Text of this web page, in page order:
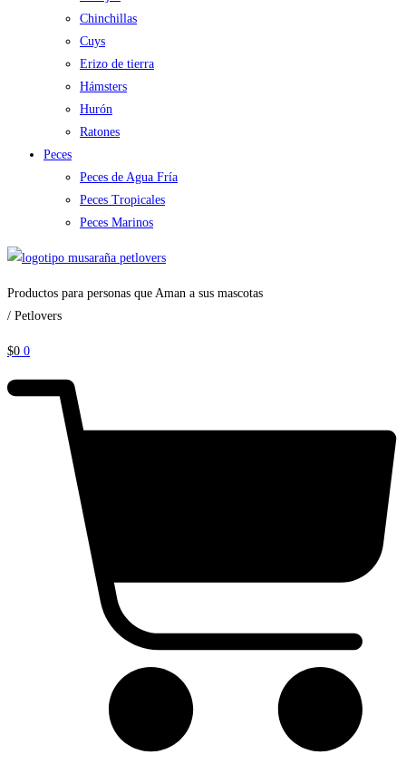
Chinchillas
Cuys
Erizo de tierra
Hámsters
Hurón
Ratones
Peces
Peces de Agua Fría
Peces Tropicales
Peces Marinos
Productos para personas que Aman a sus mascotas
/ Petlovers
$0 0